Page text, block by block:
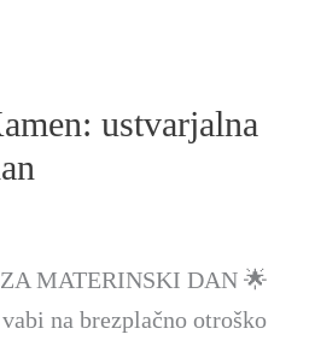
ustvarjalna
MATERINSKI DAN 🌟
na brezplačno otroško